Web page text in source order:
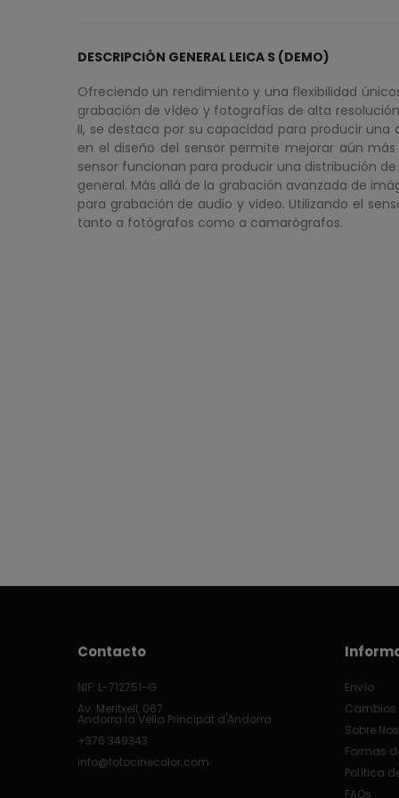
DESCRIPCIÓN GENERAL LEICA S (DEMO)
Ofreciendo un rendimiento y una flexibilidad
grabación de vídeo y fotografías de alta
II, se destaca por su capacidad para producir
en el diseño del sensor permite mejorar aún
sensor funcionan para producir una distribución
general. Más allá de la grabación avanzada de
para grabación de audio y video. Utilizando el
tanto a fotógrafos como a camarógrafos.
Contacto
NIF: L-712751-G
Av. Meritxell, 067
Andorra la Vella Principat d'Andorra
+376 349343
info@fotocinecolor.com
Envío
Cambios
Sobre
Formas
Política
FAQs